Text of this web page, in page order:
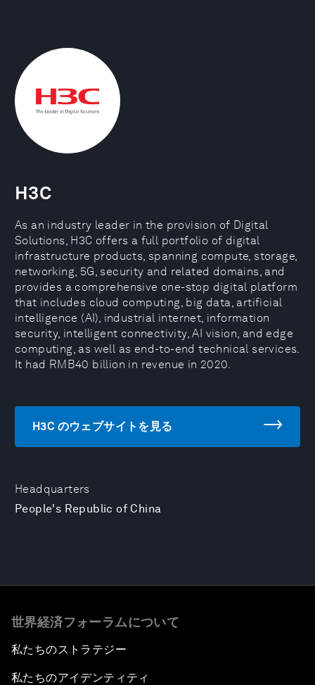
Headquarters
People's Republic of China
H3C
As an industry leader in the provision of Digital
Solutions, H3C offers a full portfolio of digital
infrastructure products, spanning compute, storage,
networking, 5G, security and related domains, and
provides a comprehensive one-stop digital platform
that includes cloud computing, big data, artificial
intelligence (AI), industrial internet, information
security, intelligent connectivity, AI vision, and edge
computing, as well as end-to-end technical services.
It had RMB40 billion in revenue in 2020.
H3C のウェブサイトを見る
世界経済フォーラムについて
私たちのストラテジー
私たちのアイデンティティ